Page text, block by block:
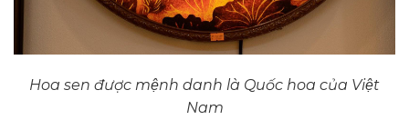
Hoa sen được mệnh danh là Quốc hoa của Việt
Nam